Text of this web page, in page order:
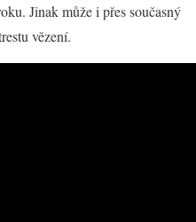
Jinak může i přes současný
vězení.